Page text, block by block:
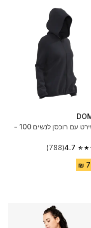
סווטשירט עם רוכסן לנשים 100 -
4.7
(788)